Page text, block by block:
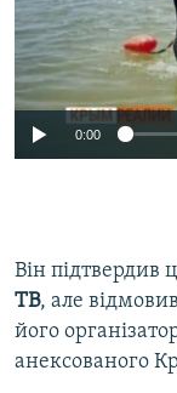
0:00
Він підтвердив
ТВ, але
його
анексованого